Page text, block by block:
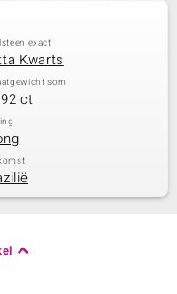
exact
Kwarts
som
ct